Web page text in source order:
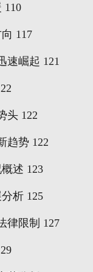
110
117
速崛起 121
头122
趋势122
述 123
析125
律限制 127